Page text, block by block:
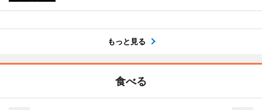
もっと見る
食べる